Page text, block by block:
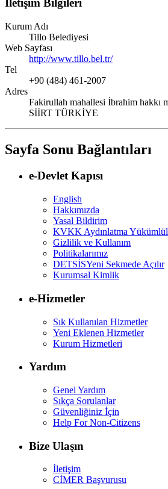
İletişim Bilgileri
Kurum Adı
Tillo Belediyesi
Web Sayfası
http://www.tillo.bel.tr/
Tel
+90 (484) 461-2007
Adres
Fakirullah mahallesi İbrahim hakkı
SİİRT TÜRKİYE
Sayfa Sonu Bağlantıları
e-Devlet Kapısı
English
Hakkımızda
Yasal Bildirim
KVKK Aydınlatma
Gizlilik ve Kullanım
Politikalarımız
DETSİSYeni Sekmede Açılır
Kurumsal Kimlik
e-Hizmetler
Sık Kullanılan Hizmetler
Yeni Eklenen Hizmetler
Kurum Hizmetleri
Yardım
Genel Yardım
Sıkça Sorulanlar
Güvenliğiniz İçin
Help For Non-Citizens
Bize Ulaşın
İletişim
CİMER Başvurusu